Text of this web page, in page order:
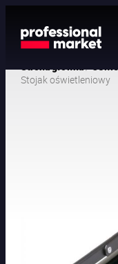
/
Stojak oświetleniowy